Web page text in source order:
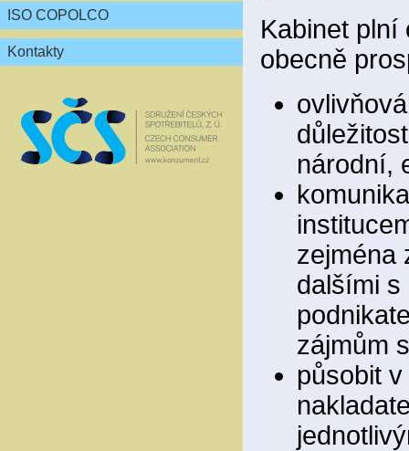
ISO COPOLCO
Kontakty
Kabinet plní
obecně
národní,
zejména
dalšími s
zájmům
působit